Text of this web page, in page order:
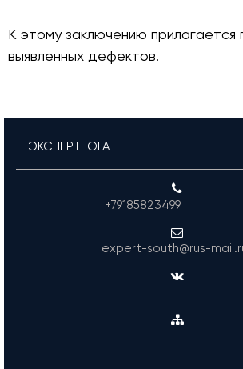
К этому заключению прилагается
выявленных дефектов.
ЭКСПЕРТ ЮГА
+79185823499
expert-south@rus-